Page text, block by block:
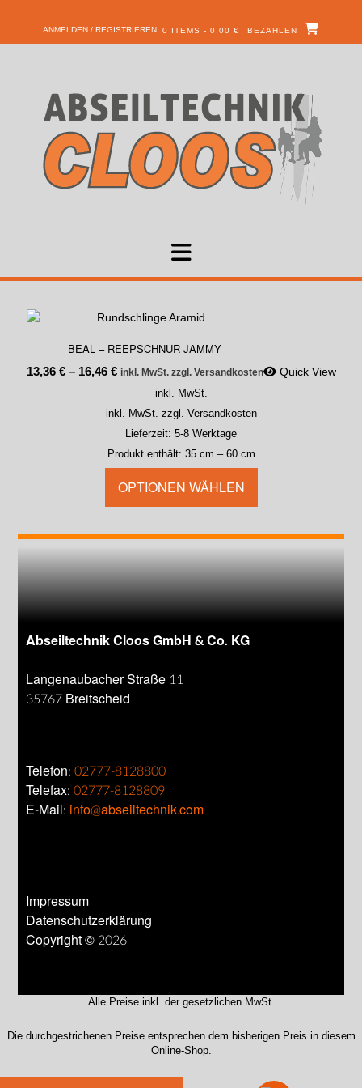
ANMELDEN / REGISTRIEREN 0 ITEMS - 0,00 € BEZAHLEN
BEAL – REEPSCHNUR JAMMY
13,36 €– 16,46 € inkl. MwSt. zzgl. Versandkosten Quick View
inkl. MwSt.
inkl. MwSt. zzgl. Versandkosten
Lieferzeit: 5-8 Werktage
Produkt enthält: 35 cm – 60 cm
OPTIONEN WÄHLEN
Abseiltechnik Cloos GmbH & Co. KG
Langenaubacher Straße 11
35767 Breitscheid
Telefon:02777-8128800
Telefax:02777-8128809
E-Mail: info@abseiltechnik.com
Impressum
Datenschutzerklärung
Copyright © 2026
Alle Preise inkl. der gesetzlichen MwSt.
Die durchgestrichenen Preise entsprechen dem bisherigen Preis in diesem
Online-Shop.